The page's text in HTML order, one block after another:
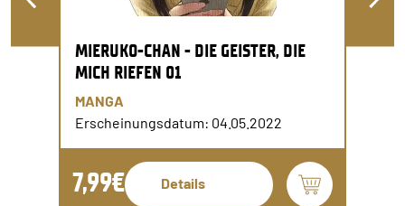
MIERUKO-CHAN - DIE GEISTER, DIE
MICH RIEFEN 01
MANGA
Erscheinungsdatum: 04.05.2022
7,99€ Details